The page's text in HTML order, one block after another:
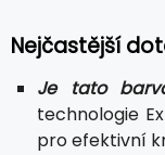
Nejčastější
Je tato
technologie
pro efektivní